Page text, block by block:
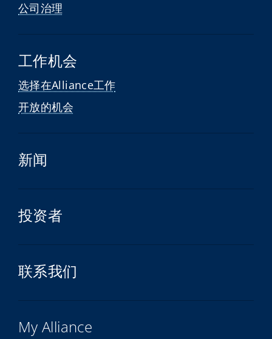
公司治理
工作机会
选择在Alliance工作
开放的机会
新闻
投资者
联系我们
My Alliance